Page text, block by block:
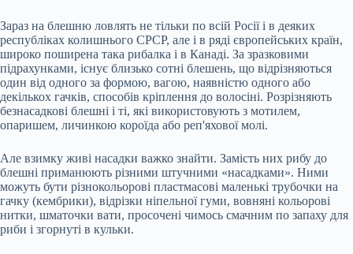
Зараз на блешню ловлять не тільки по всій Росії і в деяких
республіках колишнього СРСР, але і в ряді європейських країн,
широко поширена така рибалка і в Канаді. За зразковими
підрахунками, існує близько сотні блешень, що відрізняються
один від одного за формою, вагою, наявністю одного або
декількох гачків, способів кріплення до волосіні. Розрізняють
безнасадкові блешні і ті, які використовують з мотилем,
опаришем, личинкою короїда або реп'яхової молі.
Але взимку живі насадки важко знайти. Замість них рибу до
блешні приманюють різними штучними «насадками». Ними
можуть бути різнокольорові пластмасові маленькі трубочки на
гачку (кембрики), відрізки ніпельної гуми, вовняні кольорові
нитки, шматочки вати, просочені чимось смачним по запаху для
риби і згорнуті в кульки.